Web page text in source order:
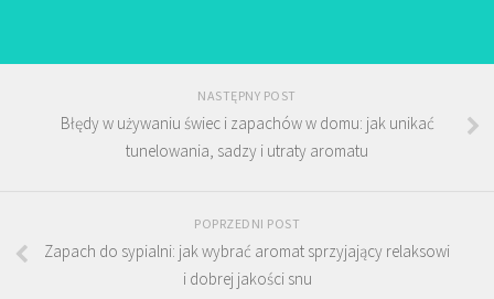
NASTĘPNY POST
Błędy w używaniu świec i zapachów w domu: jak unikać
tunelowania, sadzy i utraty aromatu
POPRZEDNI POST
Zapach do sypialni: jak wybrać aromat sprzyjający relaksowi
i dobrej jakości snu